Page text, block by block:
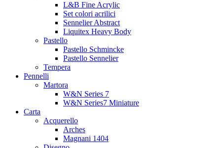
L&B Fine Acrylic
Set colori acrilici
Sennelier Abstract
Liquitex Heavy Body
Pastello
Pastello Schmincke
Pastello Sennelier
Tempera
Pennelli
Martora
W&N Series 7
W&N Series7 Miniature
Carta
Acquerello
Arches
Magnani 1404